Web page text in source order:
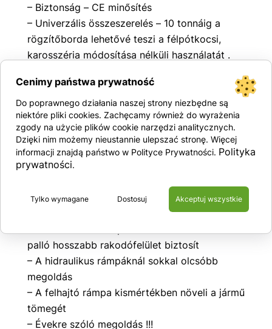
– Biztonság – CE minősítés
– Univerzális összeszerelés – 10 tonnáig a
rögzítőborda lehetővé teszi a félpótkocsi,
karosszéria módosítása nélküli használatát .
teherautókhoz, platformokhoz rögzítve
módosítás nélkül .
– Alacsony saját tömeg – a legjobb minőségű
alumíniumötvözetek
– Kivételes szilárdság – alumíniumötvözetek
szilícium-keverékekkel
felhajtórámpa alacsonyabb légellenállást és
alacsonyabb üzemanyag-fogyasztást jelent
palló hosszabb rakodófelület biztosít
– A hidraulikus rámpáknál sokkal olcsóbb
megoldás
– A felhajtó rámpa kismértékben növeli a jármű
tömegét
– Évekre szóló megoldás !!!
Cenimy państwa prywatność
Do poprawnego działania naszej strony niezbędne są
niektóre pliki cookies. Zachęcamy również do wyrażenia
zgody na użycie plików cookie narzędzi analitycznych.
Dzięki nim możemy nieustannie ulepszać stronę. Więcej
informacji znajdą państwo w Polityce Prywatności. Polityka
prywatności.
Dostosuj
Tylko wymagane Akceptuj wszystkie